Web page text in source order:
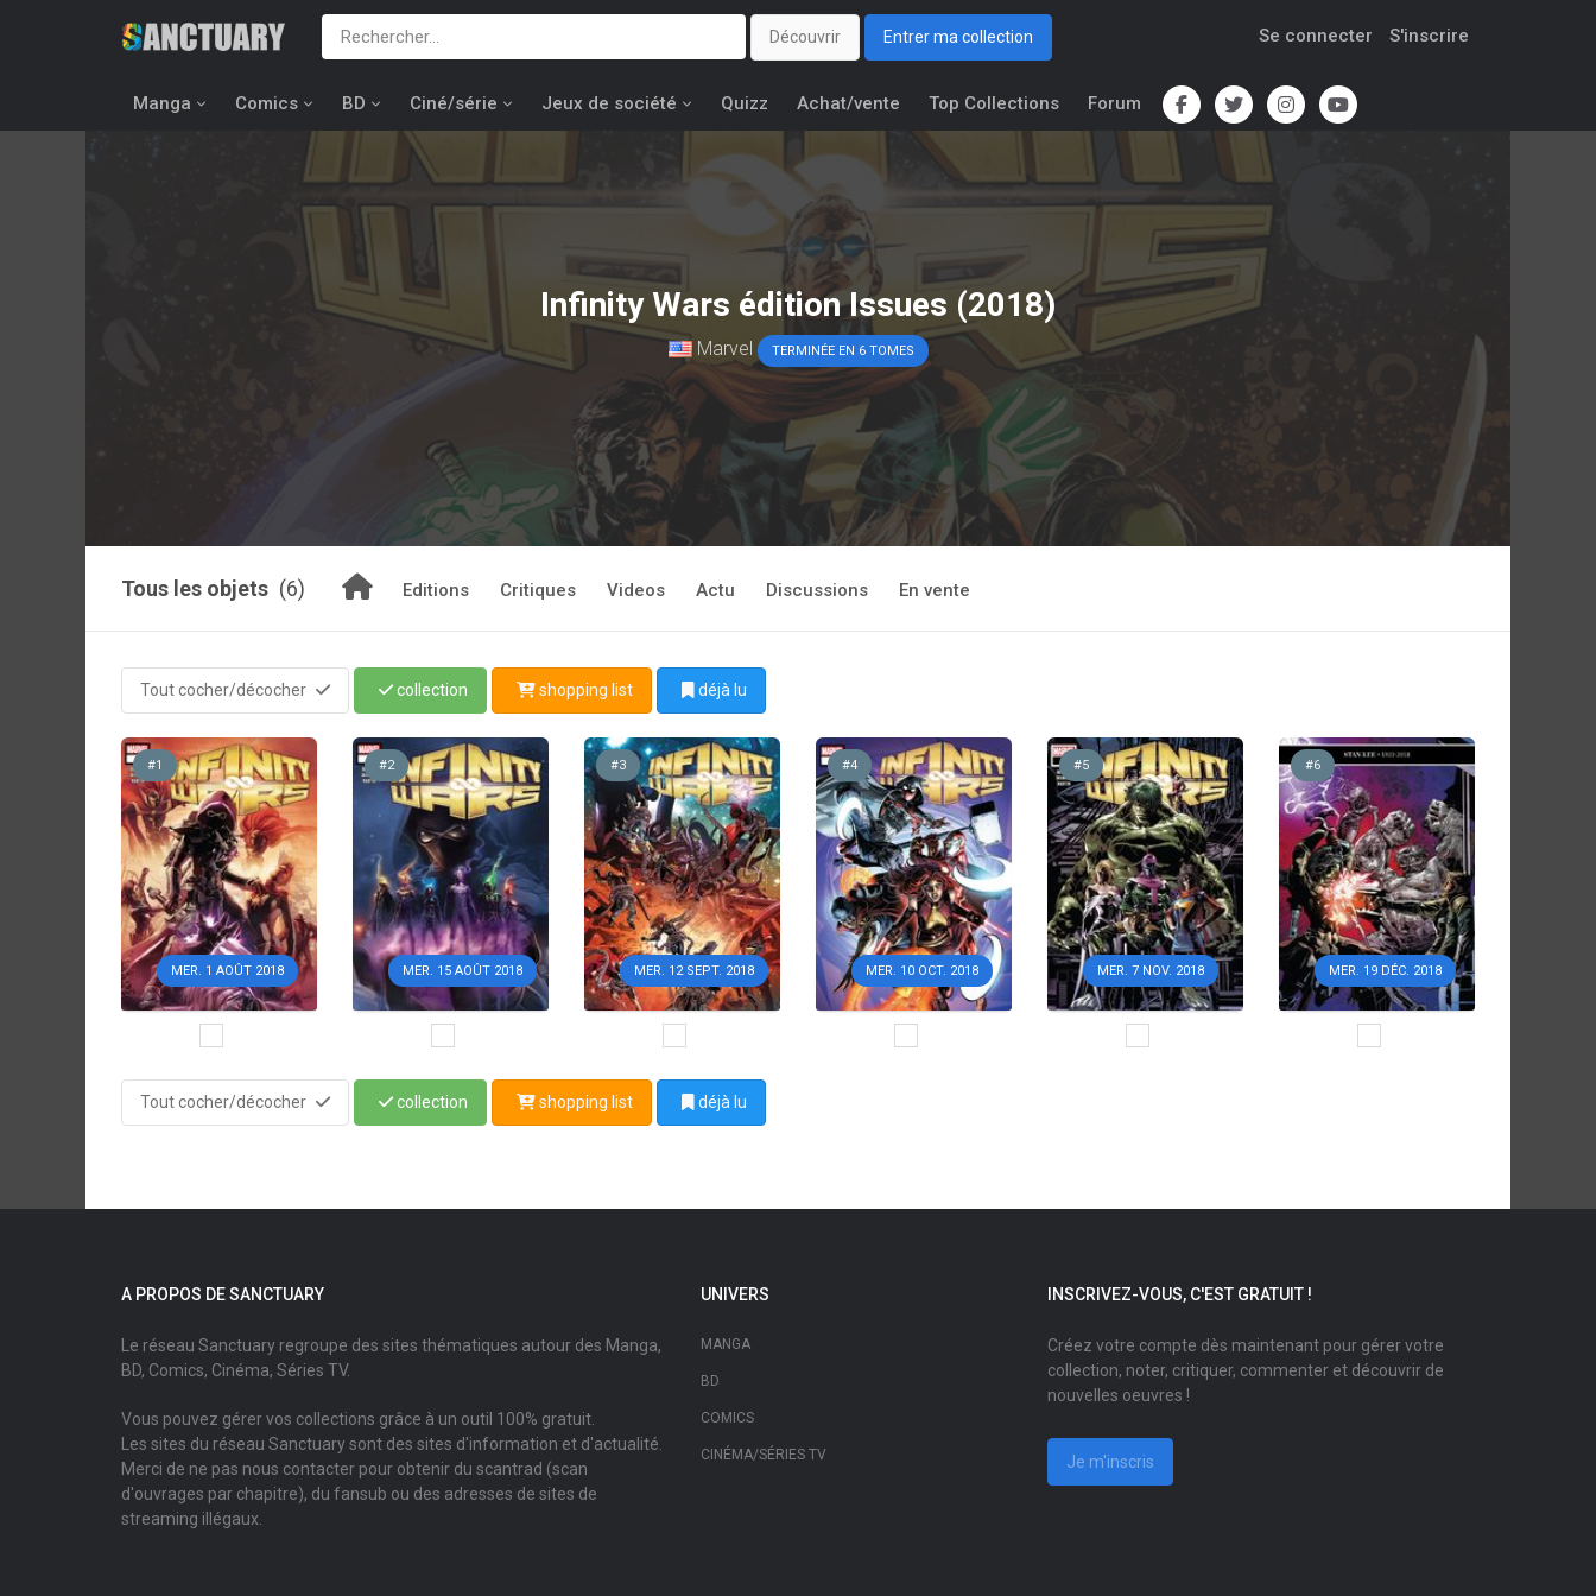
Découvrir Entrer ma collection Se connecter S'inscrire
Manga Comics BD Ciné/série Jeux de société Quizz Achat/vente Top Collections Forum
Infinity Wars édition Issues (2018)
Marvel TERMINÉE EN 6 TOMES
Tous les objets (6) Editions Critiques Videos Actu Discussions En vente
Tout cocher/décocher collection shopping list déjà lu
MER. 1 AOÛT 2018
#1
MER. 15 AOÛT 2018
#2
MER. 12 SEPT. 2018
#3
MER. 10 OCT. 2018
#4
MER. 7 NOV. 2018
#5
MER. 19 DÉC. 2018
#6
Tout cocher/décocher collection shopping list déjà lu
A PROPOS DE SANCTUARY
Le réseau Sanctuary regroupe des sites thématiques autour des Manga,
BD, Comics, Cinéma, Séries TV.
Vous pouvez gérer vos collections grâce à un outil 100% gratuit.
Les sites du réseau Sanctuary sont des sites d'information et d'actualité.
Merci de ne pas nous contacter pour obtenir du scantrad (scan
d'ouvrages par chapitre), du fansub ou des adresses de sites de
streaming illégaux.
UNIVERS
MANGA
BD
COMICS
CINÉMA/SÉRIES TV
INSCRIVEZ-VOUS, C'EST GRATUIT !
Créez votre compte dès maintenant pour gérer votre
collection, noter, critiquer, commenter et découvrir de
nouvelles oeuvres !
Je m'inscris